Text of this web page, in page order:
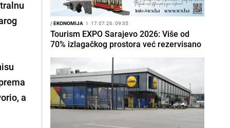
a
/EKONOMIJA I 17.07.26. 09:35
Tourism EXPO Sarajevo 2026: Više od
70% izlagačkog prostora već rezervisano